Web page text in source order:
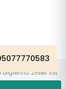
bilgileriniz 256Bit SSL